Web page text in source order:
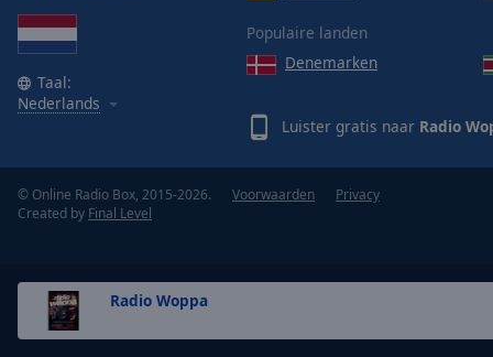
Text
Style
Radio Woppa
Taal:
Nederlands
Populaire landen
Denemarken
Luister gratis naar Radio
© Online Radio Box, 2015-2026.
Created by Final Level
Voorwaarden Privacy